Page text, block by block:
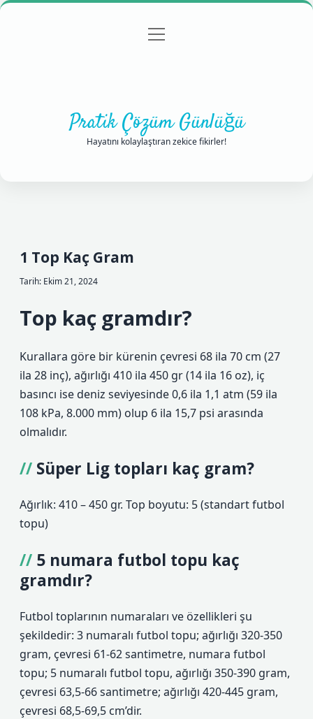
Gizlilik Politikası
menüyü
Pratik Çözüm Günlüğü
Hayatını kolaylaştıran zekice fikirler!
1 Top Kaç Gram
Tarih: Ekim 21, 2024
Top kaç gramdır?
Kurallara göre bir kürenin çevresi 68 ila 70 cm (27
ila 28 inç), ağırlığı 410 ila 450 gr (14 ila 16 oz), iç
basıncı ise deniz seviyesinde 0,6 ila 1,1 atm (59 ila
108 kPa, 8.000 mm) olup 6 ila 15,7 psi arasında
olmalıdır.
Süper Lig topları kaç gram?
Ağırlık: 410 – 450 gr. Top boyutu: 5 (standart futbol
topu)
5 numara futbol topu kaç
gramdır?
Futbol toplarının numaraları ve özellikleri şu
şekildedir: 3 numaralı futbol topu; ağırlığı 320-350
gram, çevresi 61-62 santimetre, numara futbol
topu; 5 numaralı futbol topu, ağırlığı 350-390 gram,
çevresi 63,5-66 santimetre; ağırlığı 420-445 gram,
çevresi 68,5-69,5 cm’dir.